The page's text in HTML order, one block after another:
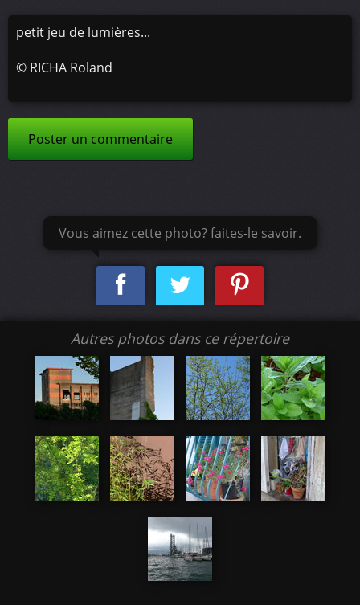
petit jeu de lumières...
© RICHA Roland
Poster un commentaire
Vous aimez cette photo? faites-le savoir.
Autres photos dans ce répertoire